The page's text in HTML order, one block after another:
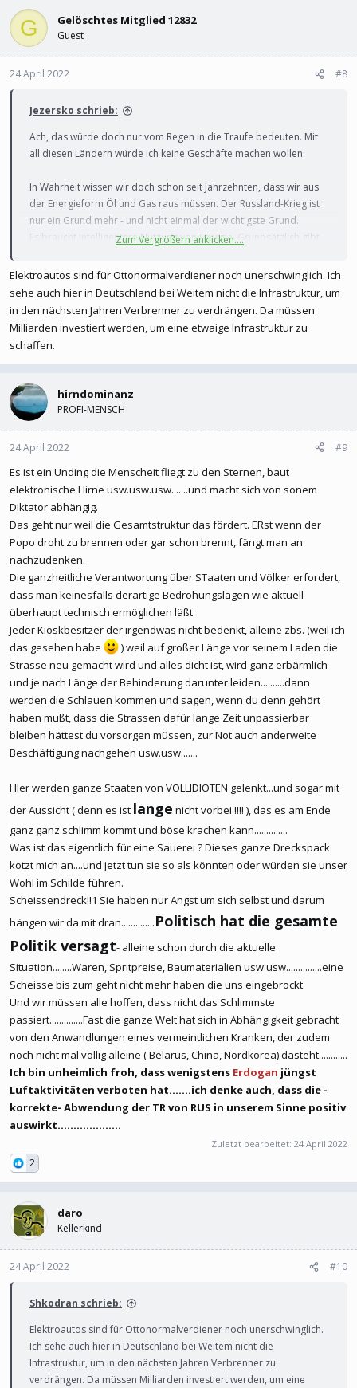
G Gelöschtes Mitglied 12832
Guest
24 April 2022 #8
Jezersko schrieb:
Ach, das würde doch nur vom Regen in die Traufe bedeuten. Mit
all diesen Ländern würde ich keine Geschäfte machen wollen.
In Wahrheit wissen wir doch schon seit Jahrzehnten, dass wir aus
der Energieform Öl und Gas raus müssen. Der Russland-Krieg ist
nur ein Grund mehr - und nicht einmal der wichtigste Grund.
Es braucht intelligentere Nutzung von Energie. Grundsätzlich gibt
Was braucht es denn noch, um dasm endlich an zu gehen? Sofort!
Zum Vergrößern anklicken....
Elektroautos sind für Ottonormalverdiener noch unerschwinglich. Ich
sehe auch hier in Deutschland bei Weitem nicht die Infrastruktur, um
in den nächsten Jahren Verbrenner zu verdrängen. Da müssen
Milliarden investiert werden, um eine etwaige Infrastruktur zu
schaffen.
hirndominanz
PROFI-MENSCH
24 April 2022 #9
Es ist ein Unding die Menscheit fliegt zu den Sternen, baut
elektronische Hirne usw.usw.usw.......und macht sich von sonem
Diktator abhängig.
Das geht nur weil die Gesamtstruktur das fördert. ERst wenn der
Popo droht zu brennen oder gar schon brennt, fängt man an
nachzudenken.
Die ganzheitliche Verantwortung über STaaten und Völker erfordert,
dass man keinesfalls derartige Bedrohungslagen wie aktuell
überhaupt technisch ermöglichen läßt.
Jeder Kioskbesitzer der irgendwas nicht bedenkt, alleine zbs. (weil ich
das gesehen habe
) weil auf großer Länge vor seinem Laden die
Strasse neu gemacht wird und alles dicht ist, wird ganz erbärmlich
und je nach Länge der Behinderung darunter leiden..........dann
werden die Schlauen kommen und sagen, wenn du denn gehört
haben mußt, dass die Strassen dafür lange Zeit unpassierbar
bleiben hättest du vorsorgen müssen, zur Not auch anderweite
Beschäftigung nachgehen usw.usw.......
HIer werden ganze Staaten von VOLLIDIOTEN gelenkt...und sogar mit
der Aussicht ( denn es ist lange nicht vorbei !!!! ), das es am Ende
ganz ganz schlimm kommt und böse krachen kann..............
Was ist das eigentlich für eine Sauerei ? Dieses ganze Dreckspack
kotzt mich an....und jetzt tun sie so als könnten oder würden sie unser
Wohl im Schilde führen.
Scheissendreck!!1 Sie haben nur Angst um sich selbst und darum
hängen wir da mit dran..............Politisch hat die gesamte
Politik versagt- alleine schon durch die aktuelle
Situation........Waren, Spritpreise, Baumaterialien usw.usw...............eine
Scheisse bis zum geht nicht mehr haben die uns eingebrockt.
Und wir müssen alle hoffen, dass nicht das Schlimmste
passiert..............Fast die ganze Welt hat sich in Abhängigkeit gebracht
von den Anwandlungen eines vermeintlichen Kranken, der zudem
noch nicht mal völlig alleine ( Belarus, China, Nordkorea) dasteht............
Ich bin unheimlich froh, dass wenigstens Erdogan jüngst
Luftaktivitäten verboten hat.......ich denke auch, dass die -
korrekte- Abwendung der TR von RUS in unserem Sinne positiv
auswirkt....................
Zuletzt bearbeitet: 24 April 2022
2
daro
Kellerkind
24 April 2022 #10
Shkodran schrieb:
Elektroautos sind für Ottonormalverdiener noch unerschwinglich.
Ich sehe auch hier in Deutschland bei Weitem nicht die
Infrastruktur, um in den nächsten Jahren Verbrenner zu
verdrängen. Da müssen Milliarden investiert werden, um eine